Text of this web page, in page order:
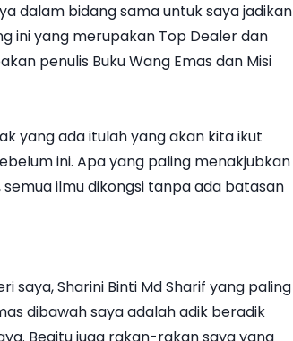
dalam bidang sama untuk saya jadikan
ini yang merupakan Top Dealer dan
penulis Buku Wang Emas dan Misi
yang ada itulah yang akan kita ikut
ini. Apa yang paling menakjubkan
ilmu dikongsi tanpa ada batasan
Sharini Binti Md Sharif yang paling
dibawah saya adalah adik beradik